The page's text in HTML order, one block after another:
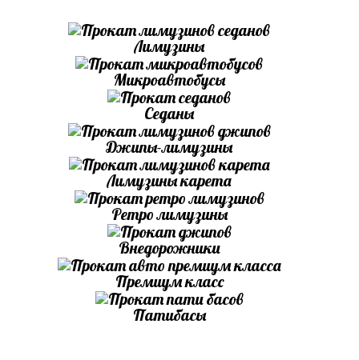
Лимузины
Микроавтобусы
Седаны
Джипы-лимузины
Лимузины карета
Ретро лимузины
Внедорожники
Премиум класс
Патибасы